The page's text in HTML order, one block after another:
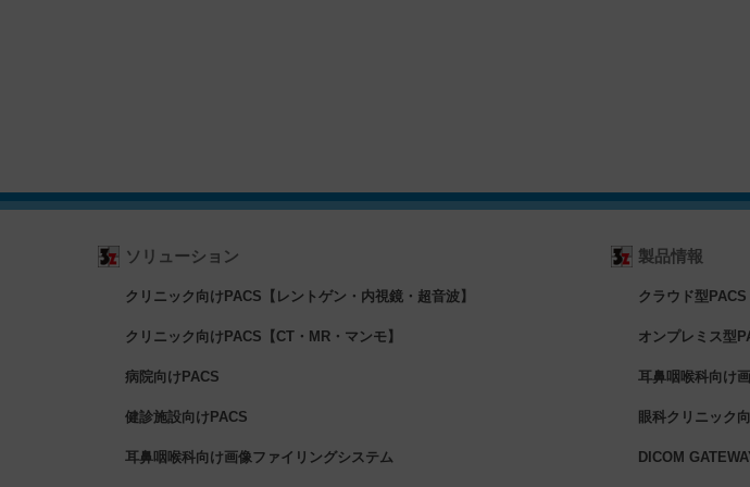
ソリューション
クリニック向けPACS【レントゲン・内視鏡・超音波】
クリニック向けPACS【CT・MR・マンモ】
病院向けPACS
健診施設向けPACS
耳鼻咽喉科向け画像ファイリングシステム
製品情報
クラウド型PACS
オンプレミス型
耳鼻咽喉科向け
眼科クリニック
DICOM